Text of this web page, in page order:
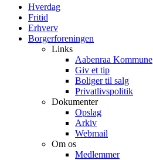
Close
Menu
Hverdag
Fritid
Erhverv
Borgerforeningen
Links
Aabenraa Kommune
Giv et tip
Boliger til salg
Privatlivspolitik
Dokumenter
Opslag
Arkiv
Webmail
Om os
Medlemmer